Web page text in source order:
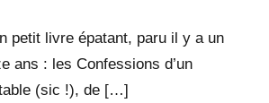
petit livre épatant, paru il y a un
ans : les Confessions d’un
(sic !), de […]